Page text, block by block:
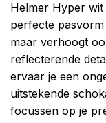
Helmer Hyper
perfecte
maar verhoogt
reflecterende
ervaar je een
uitstekende
focussen op je